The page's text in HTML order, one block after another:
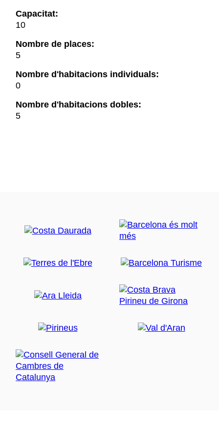
Capacitat:
10
Nombre de places:
5
Nombre d'habitacions individuals:
0
Nombre d'habitacions dobles:
5